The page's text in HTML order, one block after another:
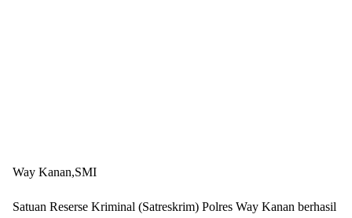
Way Kanan,SMI
Satuan Reserse Kriminal (Satreskrim) Polres Way Kanan berhasil